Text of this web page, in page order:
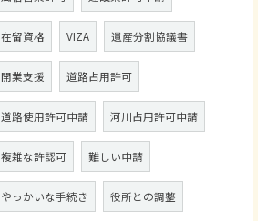
在留資格 VIZA 遺産分割協議書
開業支援 道路占用許可
道路使用許可申請 河川占用許可申請
複雑な許認可 難しい申請
やっかいな手続き 役所との調整